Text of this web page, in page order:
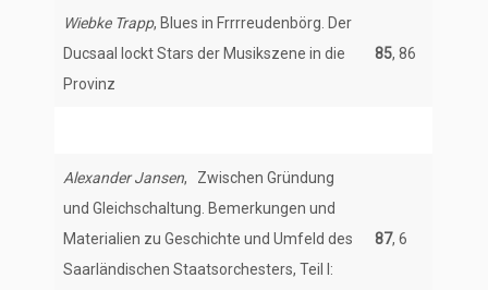
Wiebke Trapp, Blues in Frrrreudenbörg. Der
Ducsaal lockt Stars der Musikszene in die
Provinz
85, 86
Alexander Jansen, Zwischen Gründung
und Gleichschaltung. Bemerkungen und
Materialien zu Geschichte und Umfeld des
Saarländischen Staatsorchesters, Teil I:
87, 6